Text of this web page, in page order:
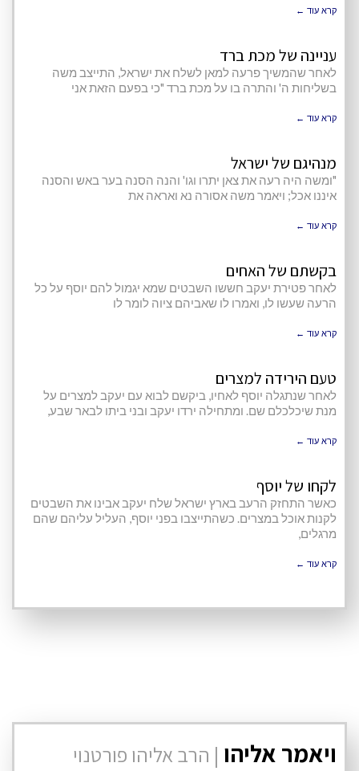
קרא עוד ←
עניינה של מכת ברד
לאחר שהמשיך פרעה למאן לשלח את ישראל, התייצב משה
בשליחות ה' והתרה בו על מכת ברד "כי בפעם הזאת אני
קרא עוד ←
מנהיגם של ישראל
"ומשה היה רעה את צאן יתרו וגו' והנה הסנה בער באש והסנה
איננו אכל; ויאמר משה אסורה נא ואראה את
קרא עוד ←
בקשתם של האחים
לאחר פטירת יעקב חששו השבטים שמא יגמול להם יוסף על כל
הרעה שעשו לו, ואמרו לו שאביהם ציוה לומר לו
קרא עוד ←
טעם הירידה למצרים
לאחר שנתגלה יוסף לאחיו, ביקשם לבוא עם יעקב למצרים על
מנת שיכלכלם שם. ומתחילה ירדו יעקב ובני ביתו לבאר שבע,
קרא עוד ←
לקחו של יוסף
כאשר התחזק הרעב בארץ ישראל שלח יעקב אבינו את השבטים
לקנות אוכל במצרים. כשהתייצבו בפני יוסף, העליל עליהם שהם
מרגלים,
קרא עוד ←
ויאמר אליהו | הרב אליהו פורטנוי